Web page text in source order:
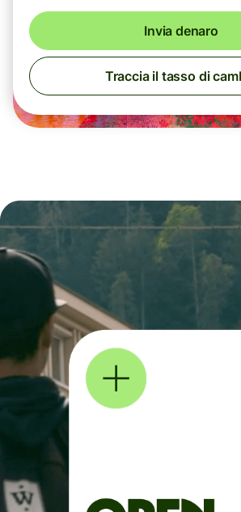
Invia denaro
Traccia il tasso di